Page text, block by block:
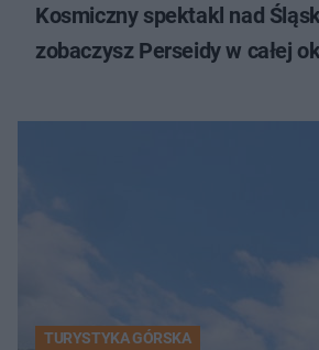
Kosmiczny spektakl nad
zobaczysz Perseidy w całej
TURYSTYKA GÓRSKA